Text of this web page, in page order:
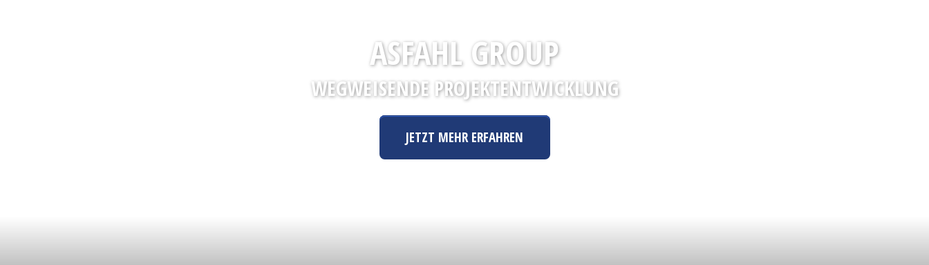
ASFAHL GROUP
WEGWEISENDE PROJEKTENTWICKLUNG
JETZT MEHR ERFAHREN